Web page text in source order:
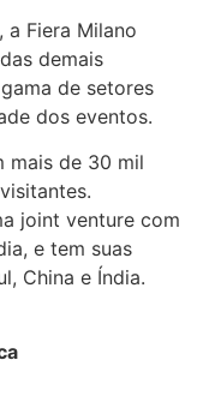
Fiera Milano
demais
de setores
dos eventos.
mais de 30 mil
joint venture com
e tem suas
China e Índia.